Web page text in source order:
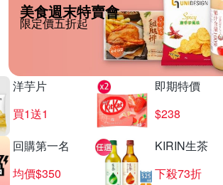
美食週末特賣會
限定價五折起
洋芋片
買1送1
即期特價
$238
回購第一名
均價$350
KIRIN生茶
下殺73折